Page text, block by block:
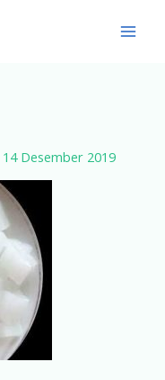
14 Desember 2019